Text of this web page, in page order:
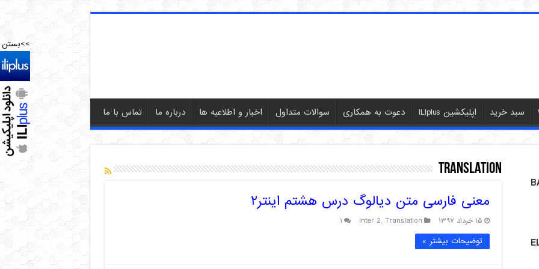
سبد خرید اپلیکشین ILIplus دعوت به همکاری سوالات متداول اخبار و اطلاعیه ها درباره ما تماس با ما
Translation
معنی فارسی متن دیالوگ درس هشتم اینتر۲
۱۵ خرداد ۱۳۹۷ Inter 2, Translation ۱
توضیحات بیشتر »
>>بستن